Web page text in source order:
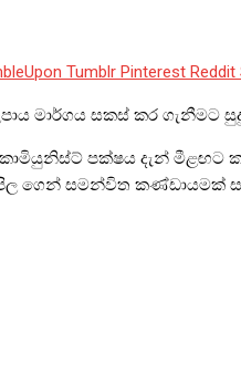
Tumblr Pinterest Reddit
මාර්ගය සකස් කර ගැනීමට
පක්ෂය දැන් මීළඟට
ගෙන් සමන්විත